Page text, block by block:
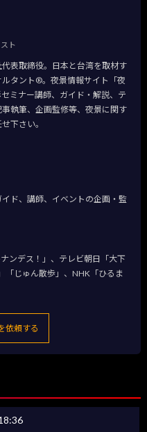
ト
表取締役。日本と台湾を取材す
タント®。夜景情報サイト「夜
ミナー講師、ガイド・解説、テ
執筆、企画監修等、夜景に関す
下さい。
ド、講師、イベントの企画・監
ンデス！」、テレビ朝日「大下
「じゅん散歩」、NHK「ひるま
依頼する